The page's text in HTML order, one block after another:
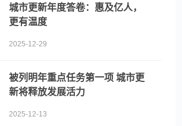
城市更新年度答卷：惠及亿人，
更有温度
2025-12-29
被列明年重点任务第一项 城市更
新将释放发展活力
2025-12-13